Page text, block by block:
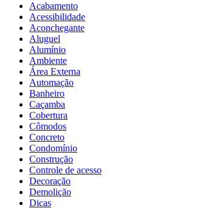
Acabamento
Acessibilidade
Aconchegante
Aluguel
Alumínio
Ambiente
Área Externa
Automação
Banheiro
Caçamba
Cobertura
Cômodos
Concreto
Condomínio
Construção
Controle de acesso
Decoração
Demolição
Dicas